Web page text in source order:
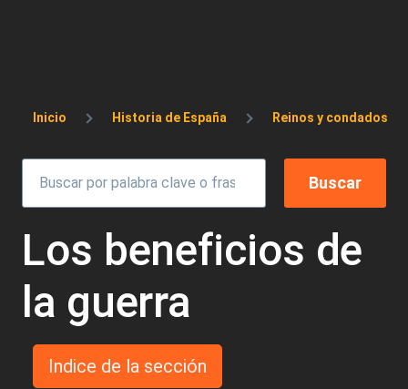
Sobrescribir enlaces de ayuda a la
Inicio Historia de España Reinos y condados
Los beneficios de
la guerra
Indice de la sección